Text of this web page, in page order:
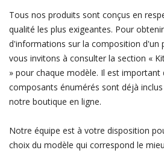
Tous nos produits sont conçus en
qualité les plus exigeantes. Pour
d'informations sur la composition d'un
vous invitons à consulter la section «
» pour chaque modèle. Il est
composants énumérés sont déjà
notre boutique en ligne.
Notre équipe est à votre disposition
choix du modèle qui correspond le